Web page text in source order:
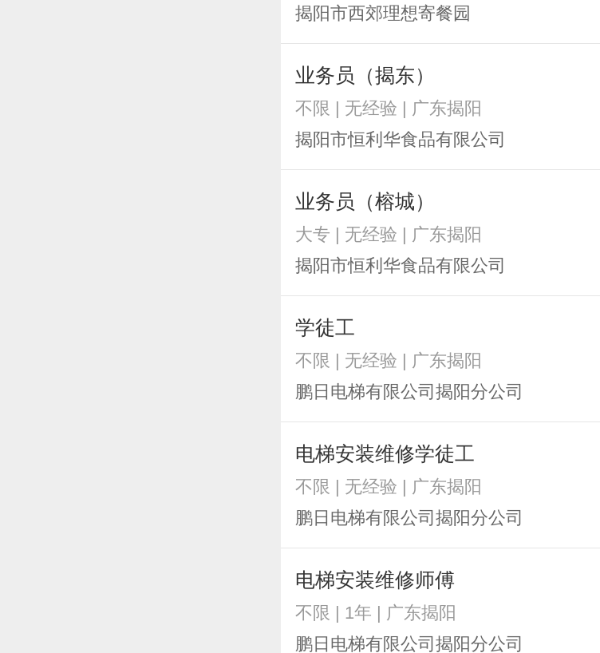
揭阳市西郊理想寄餐园
业务员（揭东）
不限 | 无经验 | 广东揭阳
揭阳市恒利华食品有限公司
业务员（榕城）
大专 | 无经验 | 广东揭阳
揭阳市恒利华食品有限公司
学徒工
不限 | 无经验 | 广东揭阳
鹏日电梯有限公司揭阳分公司
电梯安装维修学徒工
不限 | 无经验 | 广东揭阳
鹏日电梯有限公司揭阳分公司
电梯安装维修师傅
不限 | 1年 | 广东揭阳
鹏日电梯有限公司揭阳分公司